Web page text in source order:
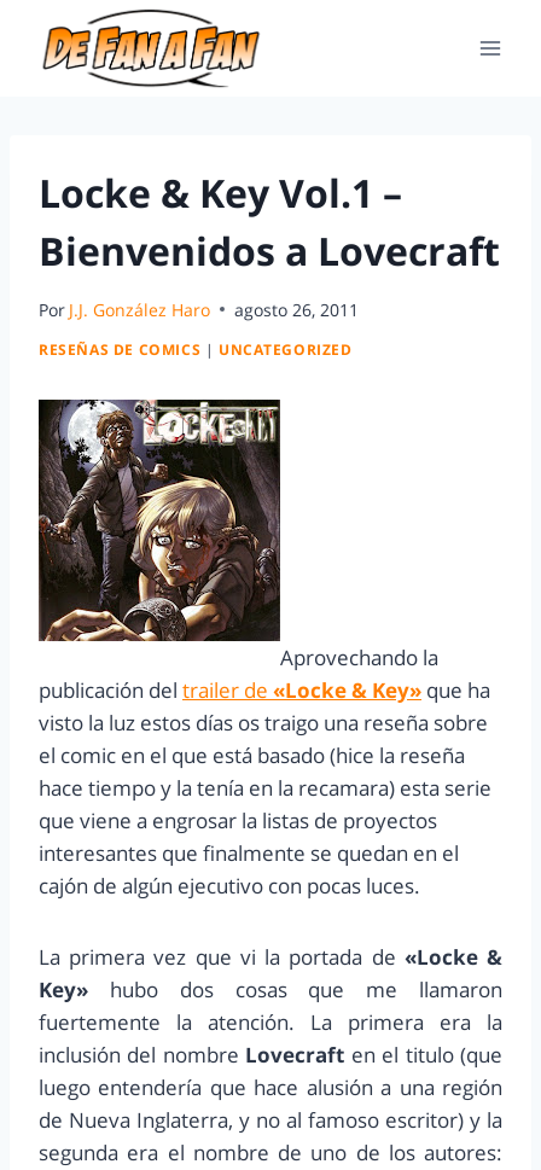
Locke & Key Vol.1 –
Bienvenidos a Lovecraft
Por J.J. González Haro agosto 26, 2011
RESEÑAS DE COMICS | UNCATEGORIZED
Aprovechando la
publicación del trailer de «Locke & Key» que ha
visto la luz estos días os traigo una reseña sobre
el comic en el que está basado (hice la reseña
hace tiempo y la tenía en la recamara) esta serie
que viene a engrosar la listas de proyectos
interesantes que finalmente se quedan en el
cajón de algún ejecutivo con pocas luces.
La primera vez que vi la portada de «Locke &
Key» hubo dos cosas que me llamaron
fuertemente la atención. La primera era la
inclusión del nombre Lovecraft en el titulo (que
luego entendería que hace alusión a una región
de Nueva Inglaterra, y no al famoso escritor) y la
segunda era el nombre de uno de los autores: